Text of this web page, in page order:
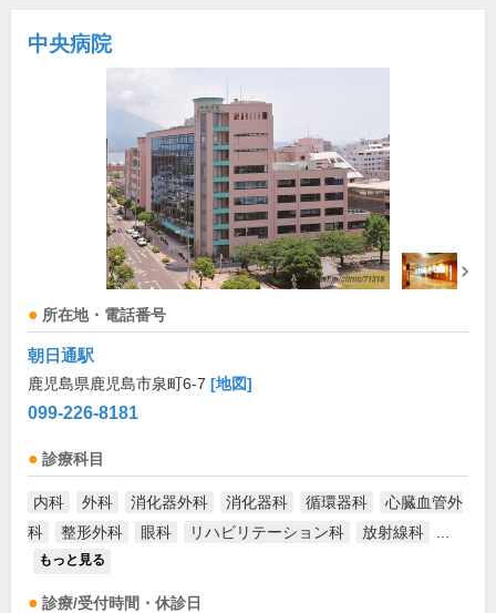
中央病院
所在地・電話番号
朝日通駅
鹿児島県鹿児島市泉町6-7 [地図]
099-226-8181
診療科目
内科 外科 消化器外科 消化器科 循環器科
心臓血管外
科
整形外科 眼科 リハビリテーション科 放射線科
もっと見る
診療/受付時間・休診日